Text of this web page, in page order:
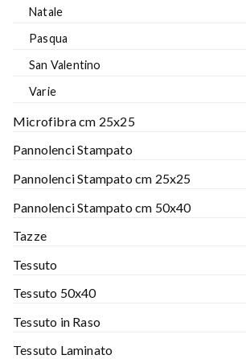
Natale
Pasqua
San Valentino
Varie
Microfibra cm 25x25
Pannolenci Stampato
Pannolenci Stampato cm 25x25
Pannolenci Stampato cm 50x40
Tazze
Tessuto
Tessuto 50x40
Tessuto in Raso
Tessuto Laminato